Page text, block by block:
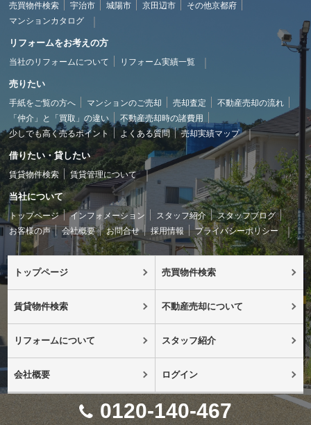
売買物件検索 宇治市 城陽市 京田辺市
その他京都府
マンションカタログ
リフォームをお考えの方
当社のリフォームについて リフォーム実績一覧
売りたい
手紙をご覧の方へ マンションのご売却 売却査定
不動産売却の流れ
「仲介」と「買取」の違い
不動産売却時の諸費用
少しでも高く売るポイント
よくある質問 売却実績マップ
借りたい・貸したい
賃貸物件検索 賃貸管理について
当社について
トップページ インフォメーション スタッフ紹介
スタッフブログ
お客様の声
会社概要 お問合せ 採用情報 プライバシーポリシー
トップページ 売買物件検索
賃貸物件検索 不動産売却について
リフォームについて スタッフ紹介
会社概要 ログイン
0120-140-467